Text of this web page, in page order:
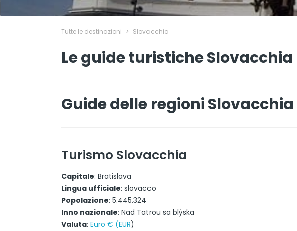
Tutte le destinazioni > Slovacchia
Le guide turistiche Slovacchia
Guide delle regioni Slovacchia
Turismo Slovacchia
Capitale: Bratislava
Lingua ufficiale: slovacco
Popolazione: 5.445.324
Inno nazionale: Nad Tatrou sa blýska
Valuta: Euro € (EUR)